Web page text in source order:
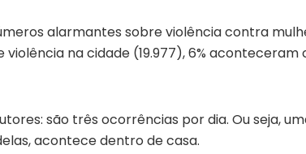
alarmantes sobre violência contra
violência na cidade (19.977), 6%
são três ocorrências por dia. Ou seja,
acontece dentro de casa.